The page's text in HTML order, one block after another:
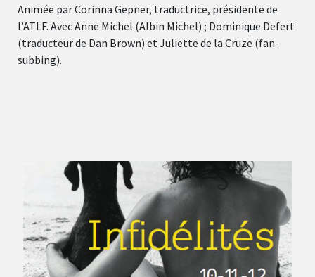
Animée par Corinna Gepner, traductrice, présidente de
l’ATLF. Avec Anne Michel (Albin Michel) ; Dominique Defert
(traducteur de Dan Brown) et Juliette de la Cruze (fan-
subbing).